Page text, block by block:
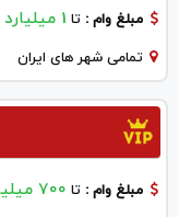
مبلغ وام : تا 1 میلیارد
تمامی شهر های ایران
مبلغ وام : تا 700 میلیون